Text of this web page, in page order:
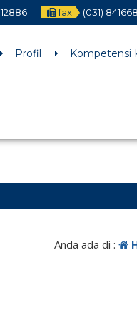
an argument that is
fax (031)
Profil Kompetensi
Anda ada di :